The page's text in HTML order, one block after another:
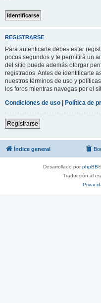
REGISTRARSE
Para autenticarte debes estar
pocos segundos y te permitirá un
del sitio puede además otorgar
registrados. Antes de identificarte
nuestros términos de uso y
los foros mientras navegas por el
Condiciones de uso | Política de
Registrarse
Índice general
Desarrollado porphpBB
Traducción al